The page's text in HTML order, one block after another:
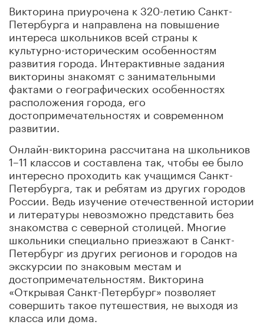
Викторина приурочена к 320-летию Санкт-
Петербурга и направлена на повышение
интереса школьников всей страны к
культурно-историческим особенностям
развития города. Интерактивные задания
викторины знакомят с занимательными
фактами о географических особенностях
расположения города, его
достопримечательностях и современном
развитии.
Онлайн-викторина рассчитана на школьников
1–11 классов и составлена так, чтобы ее было
интересно проходить как учащимся Санкт-
Петербурга, так и ребятам из других городов
России. Ведь изучение отечественной истории
и литературы невозможно представить без
знакомства с северной столицей. Многие
школьники специально приезжают в Санкт-
Петербург из других регионов и городов на
экскурсии по знаковым местам и
достопримечательностям. Викторина
«Открывая Санкт-Петербург» позволяет
совершить такое путешествия, не выходя из
класса или дома.